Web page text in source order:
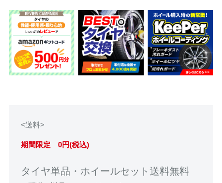
<送料>
期間限定 0円(税込)
タイヤ単品・ホイールセット送料無料